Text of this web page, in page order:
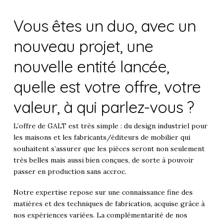
Vous êtes un duo, avec un
nouveau projet, une
nouvelle entité lancée,
quelle est votre offre, votre
valeur, à qui parlez-vous ?
L’offre de GALT est très simple : du design industriel pour
les maisons et les fabricants/éditeurs de mobilier qui
souhaitent s’assurer que les pièces seront non seulement
très belles mais aussi bien conçues, de sorte à pouvoir
passer en production sans accroc.
Notre expertise repose sur une connaissance fine des
matières et des techniques de fabrication, acquise grâce à
nos expériences variées. La complémentarité de nos